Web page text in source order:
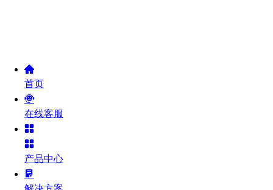
首页
在线客服
产品中心